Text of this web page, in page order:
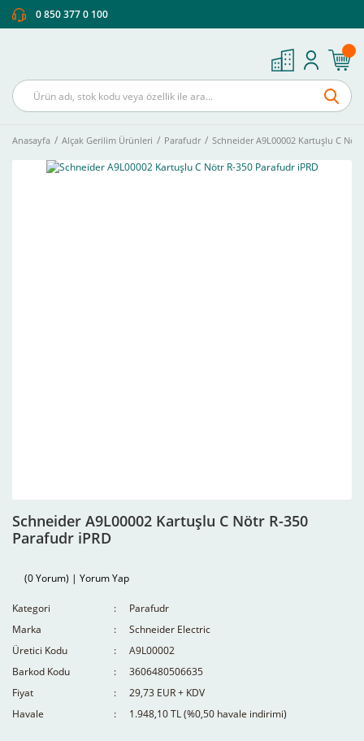
0 850 377 0 100
Anasayfa Alçak Gerilim Ürünleri Parafudr Schneider A9L00002 Kartuşlu C
Schneider A9L00002 Kartuşlu C Nötr R-350
Parafudr iPRD
(0 Yorum) | Yorum Yap
Kategori
Parafudr
Marka
Schneider Electric
Üretici Kodu
A9L00002
Barkod Kodu
3606480506635
Fiyat
29,73 EUR + KDV
Havale
1.948,10 TL (%0,50 havale indirimi)